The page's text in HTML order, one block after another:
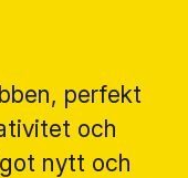
perfekt
och
nytt och